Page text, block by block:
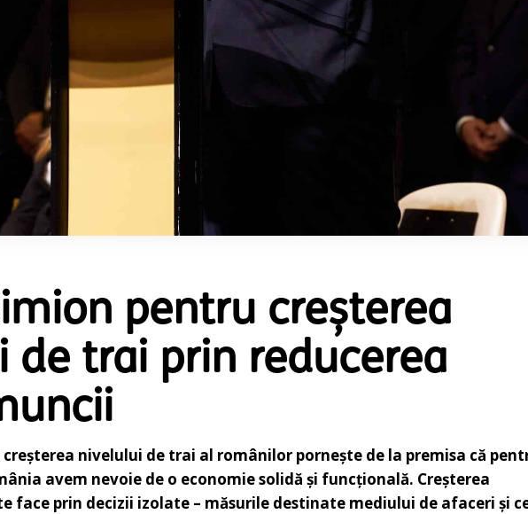
pentru creșterea
de trai prin reducerea
nivelului de trai al românilor pornește de la premisa că
avem nevoie de o economie solidă și funcțională. Creșterea
face prin decizii izolate – măsurile destinate mediului de afaceri și